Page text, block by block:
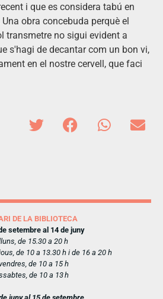
i que es considera tabú en
obra concebuda perquè el
transmetre no sigui evident a
s'hagi de decantar com un bon vi,
en el nostre cervell, que faci
DE LA BIBLIOTECA
setembre al 14 de juny
de 15.30 a 20 h
de 10 a 13.30 h i de 16 a 20 h
de 10 a 15 h
de 10 a 13 h